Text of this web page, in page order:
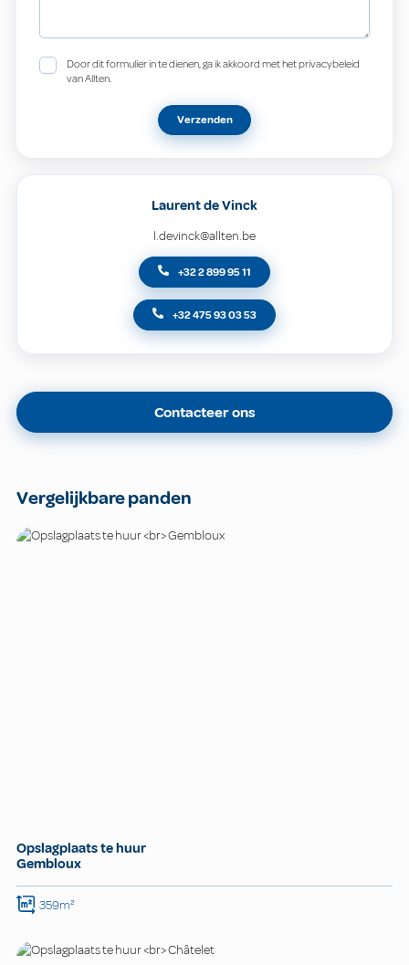
Door dit formulier in te dienen, ga ik akkoord met het privacybeleid
van Allten.
Verzenden
Laurent de Vinck
l.devinck@allten.be
+32 2 899 95 11
+32 475 93 03 53
Contacteer ons
Vergelijkbare panden
Opslagplaats te huur
Gembloux
359m²